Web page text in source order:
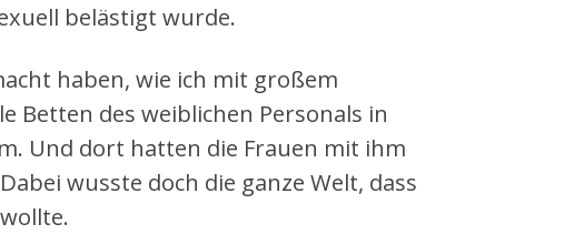
belästigt wurde.
haben, wie ich mit großem
Betten des weiblichen Personals in
Und dort hatten die Frauen mit ihm
wusste doch die ganze Welt, dass